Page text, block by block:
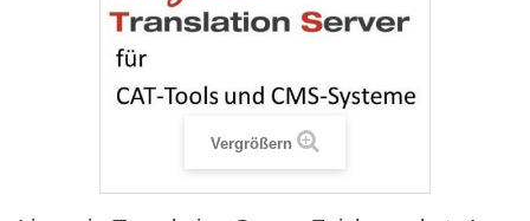
Vergrößern